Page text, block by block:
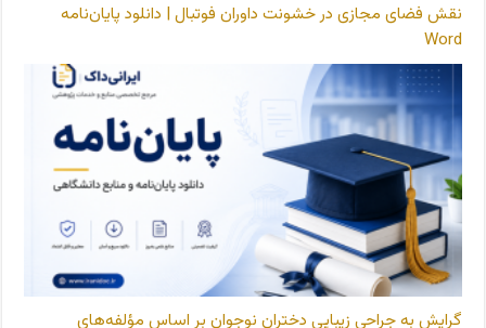
نقش فضای مجازی در خشونت داوران فوتبال | دانلود پایان‌نامه
Word
گرایش به جراحی زیبایی دختران نوجوان بر اساس مؤلفه‌های